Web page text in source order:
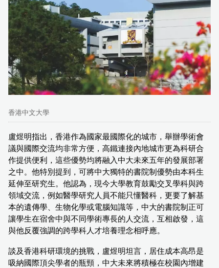
香港中文大學
盧煜明指出，香港作為國家最國際化的城市，舉辦學術會
議與國際交流均非常方便，高鐵連接內地城市更為科研合
作提供便利，這些優勢均將融入中大未來五年的發展部署
之中。他特別提到，可將中大獨特的書院制優勢由本科生
延伸至研究生。他認為，現今大學教育鼓勵交叉學科與跨
領域交流，例如醫學研究人員不能只懂醫科，更要了解基
本的遺傳學、生物化學或電腦知識等，中大的書院制正可
讓學生在宿舍中與不同學術專長的人交流，互相啟發，這
與他反覆強調的跨學科人才培養理念相呼應。
談及香港科研環境的挑戰，盧煜明坦言，居住成本高昂是
吸納國際頂尖學者的瓶頸，中大未來將積極在校園內增建